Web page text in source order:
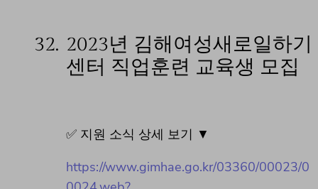
32. 2023년 김해여성새로일하기
센터 직업훈련 교육생 모집
✅ 지원 소식 상세 보기 ▼
https://www.gimhae.go.kr/03360/00023/0